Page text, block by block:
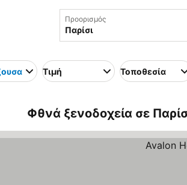
Προορισμός
Τιμή Τοποθεσία
Φθνά ξενοδοχεία σε